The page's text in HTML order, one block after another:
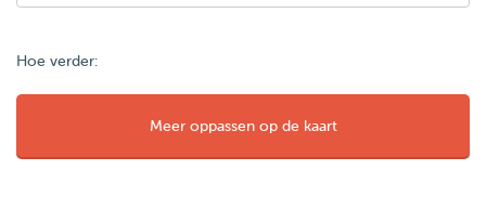
Hoe verder:
Meer oppassen op de kaart